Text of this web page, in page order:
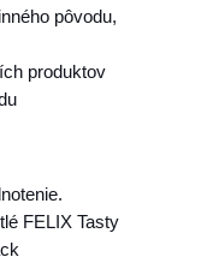
pôvodu,
produktov
FELIX Tasty